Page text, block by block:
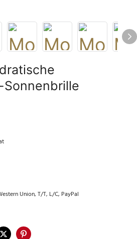
Union, T/T, L/C, PayPal